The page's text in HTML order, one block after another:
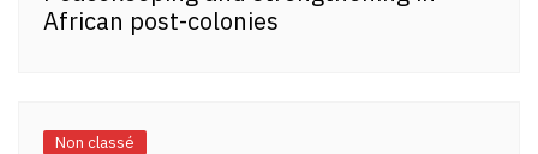
African post-colonies
Non classé